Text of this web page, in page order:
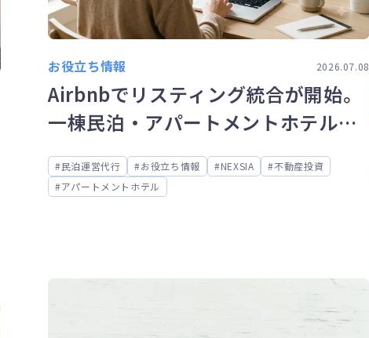
お役立ち情報 2026.07.08
Airbnbでリスティング統合が開始。
一棟民泊・アパートメントホテルへ
の影響とは？
民泊運営代行 お役立ち情報 NEXSIA
不動産投資
アパートメントホテル